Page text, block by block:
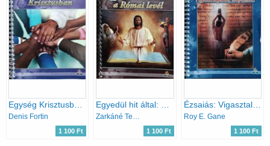
Denis Fortin
1 100 Ft 1 100 Ft
Ézsaiás: Vigasztaljátok népemet! (Bibliatanulmányok 2021. január, február, március)
Roy E. Gane
1 100 Ft